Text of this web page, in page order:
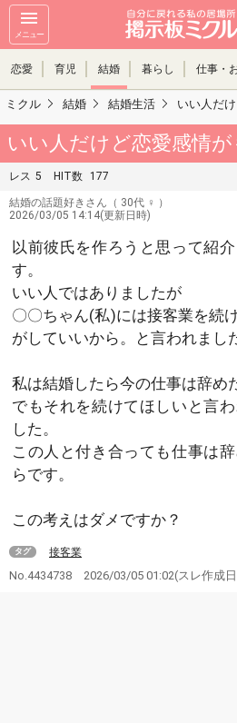
メニュー
恋愛 育児 結婚 暮らし 仕事・
ミクル 結婚 結婚生活 いい人だ
いい人だけど恋愛感情
レス 5 HIT数 177
結婚の話題好きさん （ 30代 ♀ ）
2026/03/05 14:14(更新日時)
以前彼氏を作ろうと思って紹
す。
いい人ではありましたが
〇〇ちゃん(私)には接客業を続
がしていいから。と言われまし
私は結婚したら今の仕事は辞め
でもそれを続けてほしいと言
した。
この人と付き合っても仕事は
らです。
この考えはダメですか？
タグ 接客業
No.4434738 2026/03/05 01:02(スレ作成